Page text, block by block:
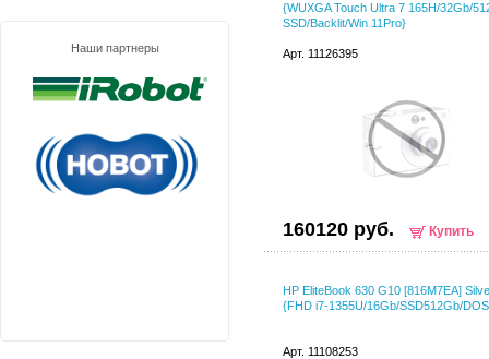
{WUXGA Touch Ultra 7 165H/32Gb/
SSD/Backlit/Win 11Pro}
Арт. 11126395
160120 руб. Купить
HP EliteBook 630 G10 [816M7EA]
{FHD i7-1355U/16Gb/SSD512Gb/
Арт. 11108253
Наши партнеры